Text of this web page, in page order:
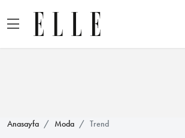
Anasayfa Moda Trend